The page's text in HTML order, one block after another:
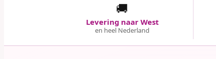
🚚
Levering naar West
en heel Nederland